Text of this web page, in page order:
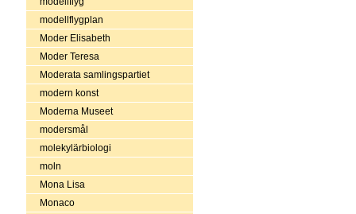
modellflygplan
Moder Elisabeth
Moder Teresa
Moderata samlingspartiet
modern konst
Moderna Museet
modersmål
molekylärbiologi
moln
Mona Lisa
Monaco